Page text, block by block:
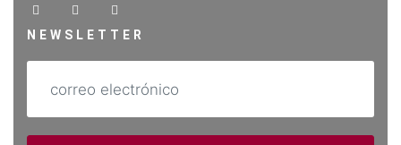
NEWSLETTER